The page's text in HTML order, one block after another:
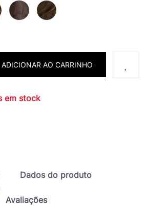
14.24.12g33.130 830.20.6
ADICIONAR AO CARRINHO
em stock
Dados do produto
Avaliações